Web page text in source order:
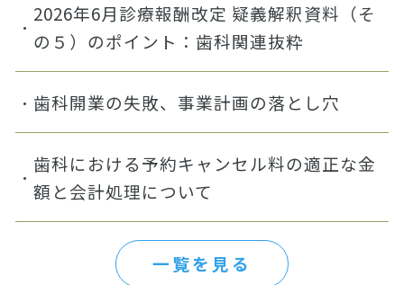
2026年6月診療報酬改定 疑義解釈資料（そ
の５）のポイント：歯科関連抜粋
歯科開業の失敗、事業計画の落とし穴
歯科における予約キャンセル料の適正な金
額と会計処理について
一覧を見る